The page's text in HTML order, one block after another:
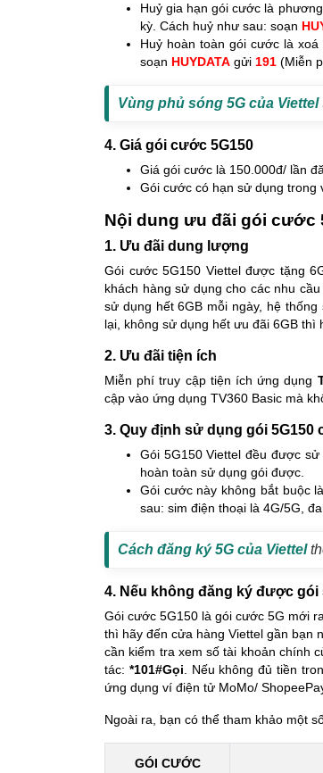
Huỷ gia hạn gói cước là
kỳ. Cách huỷ như sau: soạn
Huỷ hoàn toàn gói cước là
soạn HUYDATA gửi 191 (Miễn
Vùng phủ sóng 5G của Viettel
4. Giá gói cước 5G150
Giá gói cước là 150.000đ/ lần
Gói cước có hạn sử dụng trong
Nội dung ưu đãi gói cước
1. Ưu đãi dung lượng
Gói cước 5G150 Viettel được tặng
khách hàng sử dụng cho các nhu
sử dụng hết 6GB mỗi ngày, hệ
lại, không sử dụng hết ưu đãi 6GB thì
2. Ưu đãi tiện ích
Miễn phí truy cập tiện ích ứng dụng
cập vào ứng dụng TV360 Basic mà
3. Quy định sử dụng gói 5G150
Gói 5G150 Viettel đều được
hoàn toàn sử dụng gói được.
Gói cước này không bắt buộc
sau: sim điện thoại là 4G/5G,
Cách đăng ký 5G của Viettel
4. Nếu không đăng ký được gói
Gói cước 5G150 là gói cước 5G mới
thì hãy đến cửa hàng Viettel gần bạn
cần kiểm tra xem số tài khoản chính
tác: *101#Gọi. Nếu không đủ tiền
ứng dụng ví điện tử MoMo/
Ngoài ra, bạn có thể tham khảo một
GÓI CƯỚC